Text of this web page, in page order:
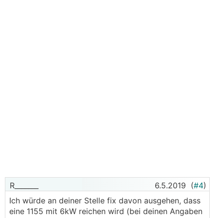
R_______ 6.5.2019 (#4)
Ich würde an deiner Stelle fix davon ausgehen, dass
eine 1155 mit 6kW reichen wird (bei deinen Angaben